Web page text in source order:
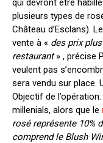
qui devront être
plusieurs types de
Château d’Esclans).
vente à « des prix
restaurant» , précise
veulent pas
sera vendu sur place.
Objectif de
millenials, alors que le
rosé représente 10%
comprend le Blush